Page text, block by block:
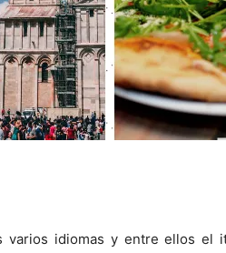
varios idiomas y entre ellos el